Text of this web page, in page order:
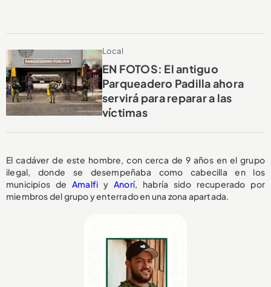
Local
EN FOTOS: El antiguo
Parqueadero Padilla ahora
servirá para reparar a las
víctimas
El cadáver de este hombre, con cerca de 9 años en el grupo
ilegal, donde se desempeñaba como cabecilla en los
municipios de Amalfi y Anorí, habría sido recuperado por
miembros del grupo y enterrado en una zona apartada.